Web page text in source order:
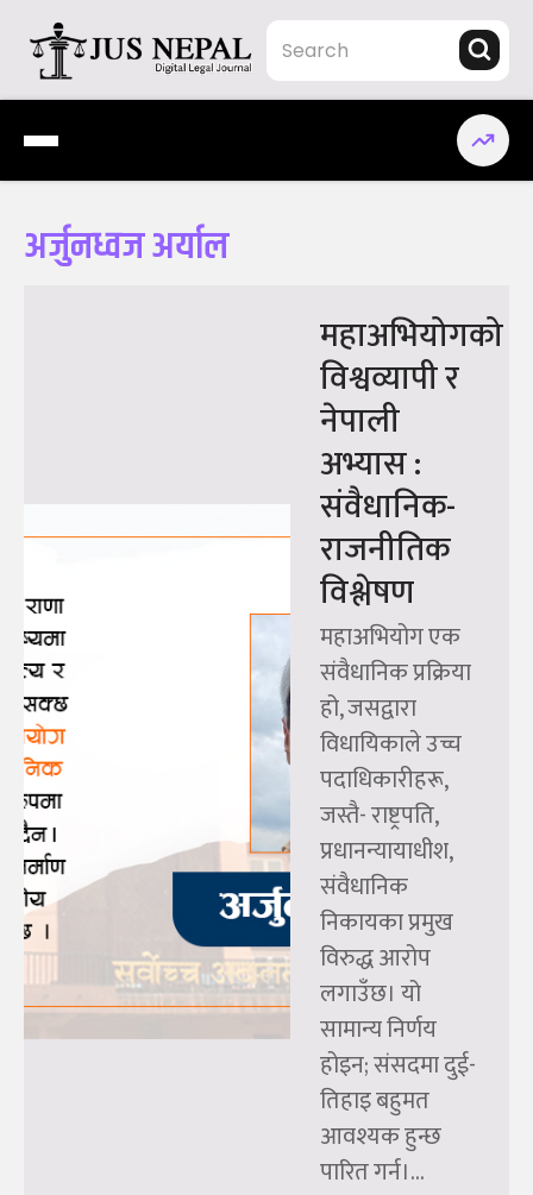
content
Jus Nepal | www.jusnepal.com
Digital Legal Journal
अर्जुनध्वज अर्याल
महाअभियोगको
विश्वव्यापी र
नेपाली
अभ्यास :
संवैधानिक-
राजनीतिक
विश्लेषण
महाअभियोग एक
संवैधानिक प्रक्रिया
हो, जसद्वारा
विधायिकाले उच्च
पदाधिकारीहरू,
जस्तै- राष्ट्रपति,
प्रधानन्यायाधीश,
संवैधानिक
निकायका प्रमुख
विरुद्ध आरोप
लगाउँछ। यो
सामान्य निर्णय
होइन; संसदमा दुई-
तिहाइ बहुमत
आवश्यक हुन्छ
पारित गर्न।...